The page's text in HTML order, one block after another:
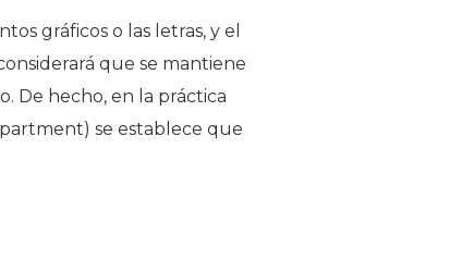
gráficos o las letras, y el
que se mantiene
De hecho, en la práctica
se establece que